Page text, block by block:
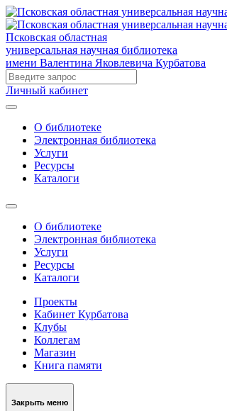
Псковская областная
универсальная научная библиотека
имени Валентина Яковлевича Курбатова
Личный кабинет
О библиотеке
Электронная библиотека
Услуги
Ресурсы
Каталоги
О библиотеке
Электронная библиотека
Услуги
Ресурсы
Каталоги
Проекты
Кабинет Курбатова
Клубы
Коллегам
Магазин
Книга памяти
Закрыть меню